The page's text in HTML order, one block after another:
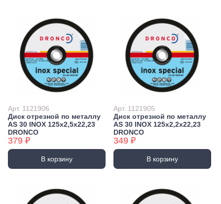
Арт. 1121906
Диск отрезной по металлу
AS 30 INOX 125х2,5х22,23
DRONCO
379 ₽
В корзину
Арт. 1121905
Диск отрезной по металлу
AS 30 INOX 125х2,2х22,23
DRONCO
349 ₽
В корзину